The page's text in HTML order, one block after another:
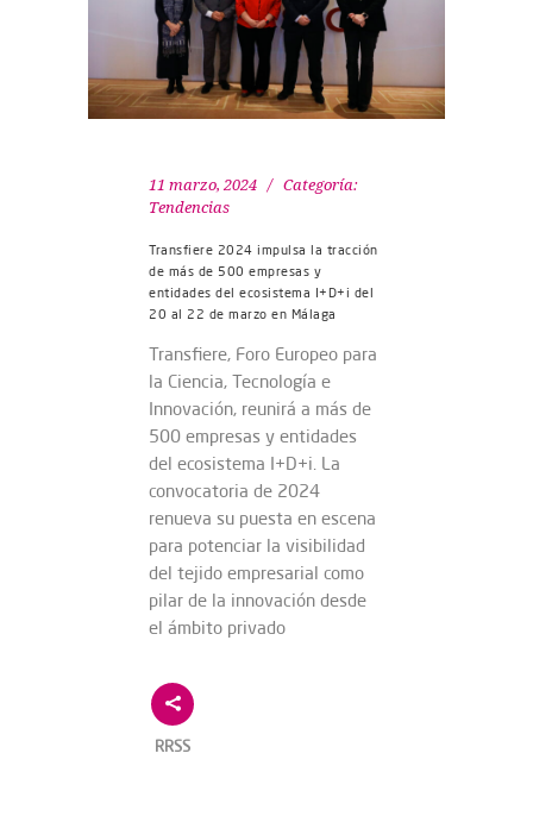
11 marzo, 2024
Categoría:
Tendencias
Transfiere 2024 impulsa la tracción
de más de 500 empresas y
entidades del ecosistema I+D+i del
20 al 22 de marzo en Málaga
Transfiere, Foro Europeo para
la Ciencia, Tecnología e
Innovación, reunirá a más de
500 empresas y entidades
del ecosistema I+D+i. La
convocatoria de 2024
renueva su puesta en escena
para potenciar la visibilidad
del tejido empresarial como
pilar de la innovación desde
el ámbito privado
RRSS